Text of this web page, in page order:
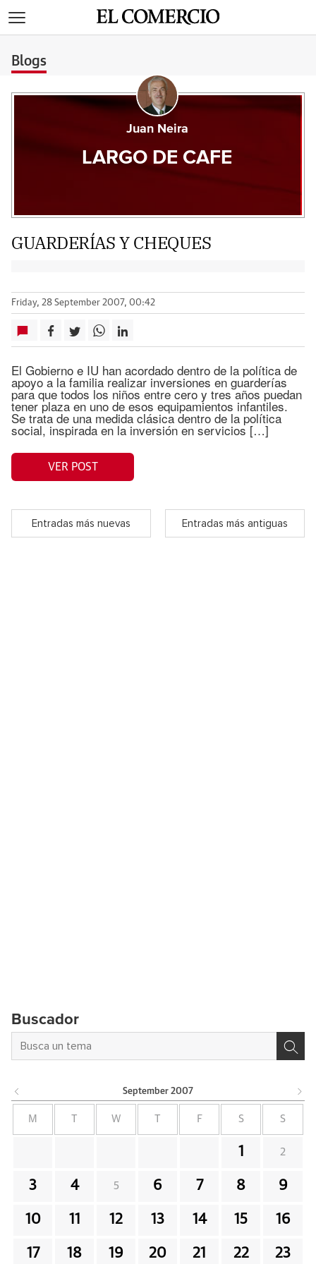
Blogs
Juan Neira
LARGO DE CAFE
GUARDERÍAS Y CHEQUES
Friday, 28 September 2007, 00:42
El Gobierno e IU han acordado dentro de la política de
apoyo a la familia realizar inversiones en guarderías
para que todos los niños entre cero y tres años puedan
tener plaza en uno de esos equipamientos infantiles.
Se trata de una medida clásica dentro de la política
social, inspirada en la inversión en servicios […]
VER POST
Entradas más nuevas Entradas más antiguas
Buscador
September 2007
M W F S S
1 2
3 4 5 6 7 8 9
10 11 12 13 14 15 16
17 18 19 20 21 22 23